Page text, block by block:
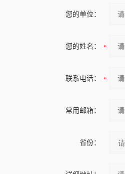
您的单位：
您的姓名：
联系电话：
常用邮箱：
省份：